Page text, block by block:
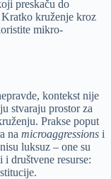
preskaču do
kruženje kroz
mikro-
kontekst nije
stvaraju prostor za
Prakse poput
na microaggressions i
luksuz – one su
društvene resurse: